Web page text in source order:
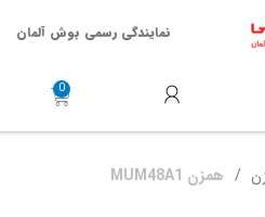
نمایندگی رسمی بوش آلمان
همزن MUM48A1